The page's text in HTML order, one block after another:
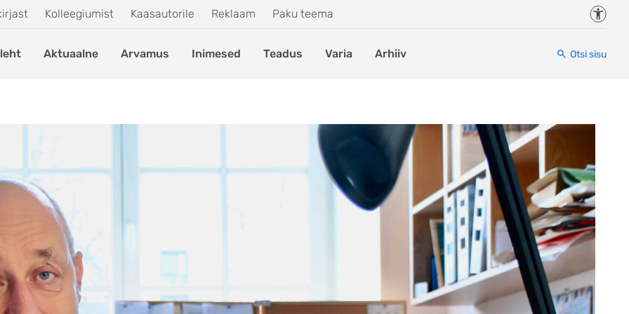
Kolleegiumist Kaasautorile Reklaam Paku teema
Aktuaalne Arvamus Inimesed Teadus Varia Arhiiv Otsi sisu